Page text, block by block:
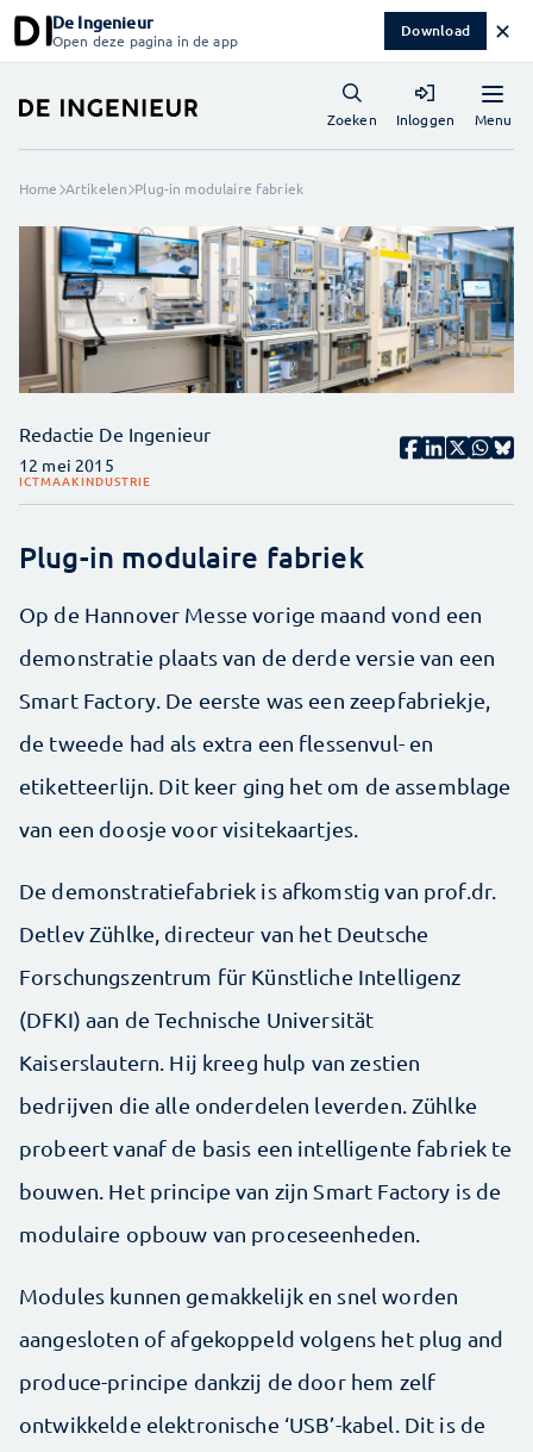
De Ingenieur
Open deze pagina in de app Download ✕
Menu
Zoeken Inloggen
Home Artikelen Plug-in modulaire fabriek
Redactie De Ingenieur
12 mei 2015
ICTMAAKINDUSTRIE
Plug-in modulaire fabriek
Op de Hannover Messe vorige maand vond een
demonstratie plaats van de derde versie van een
Smart Factory. De eerste was een zeepfabriekje,
de tweede had als extra een flessenvul- en
etiketteerlijn. Dit keer ging het om de assemblage
van een doosje voor visitekaartjes.
De demonstratiefabriek is afkomstig van prof.dr.
Detlev Zühlke, directeur van het Deutsche
Forschungszentrum für Künstliche Intelligenz
(DFKI) aan de Technische Universität
Kaiserslautern. Hij kreeg hulp van zestien
bedrijven die alle onderdelen leverden. Zühlke
probeert vanaf de basis een intelligente fabriek te
bouwen. Het principe van zijn Smart Factory is de
modulaire opbouw van proceseenheden.
Modules kunnen gemakkelijk en snel worden
aangesloten of afgekoppeld volgens het plug and
produce-principe dankzij de door hem zelf
ontwikkelde elektronische ‘USB’-kabel. Dit is de